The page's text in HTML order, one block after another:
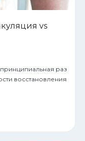
vs
раз
восстановления